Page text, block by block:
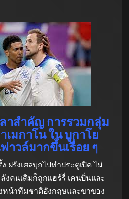
าสําคัญ การรวมกลุ่ม
เมกาโน ใน บูกาโย
าวล์มากขึ้นเรื่อย ๆ
ฝรั่งเศสบุกไปทําประตูเปิด ไม่
งคนเดิมก็ถูกแฮร์รี่ เคนปั่นและ
หน้าทีมชาติอังกฤษและขาของ